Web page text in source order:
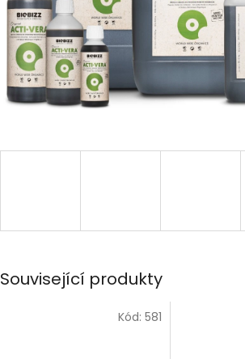
Související produkty
Kód: 581